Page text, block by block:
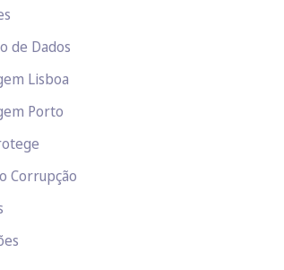
de Dados
Lisboa
Porto
Corrupção